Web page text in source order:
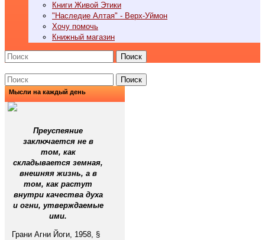
Книги Живой Этики
"Наследие Алтая" - Верх-Уймон
Хочу помочь
Книжный магазин
Поиск
Поиск
Мысли на каждый день
Преуспеяние
заключается не в
том, как
складывается земная,
внешняя жизнь, а в
том, как растут
внутри качества духа
и огни, утверждаемые
ими.
Грани Агни Йоги, 1958, §